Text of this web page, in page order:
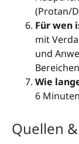
(Protan/
Für wen
mit
und
Wie
6
Quellen